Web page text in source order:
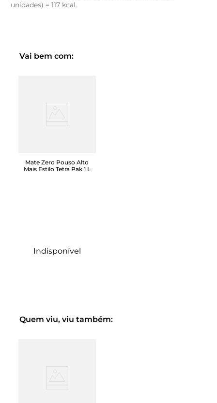
unidades) = 117 kcal.
Vai bem com:
Mate Zero Pouso Alto
Mais Estilo Tetra Pak 1 L
Indisponível
Quem viu, viu também: